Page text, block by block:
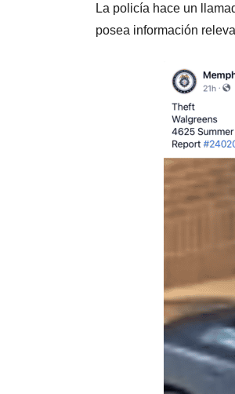
La policía hace un
posea información